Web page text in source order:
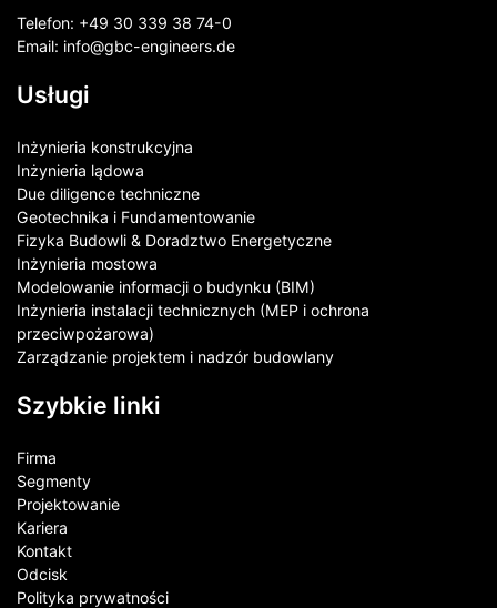
Telefon: +49 30 339 38 74-0
Email: info@gbc-engineers.de
Usługi
Inżynieria konstrukcyjna
Inżynieria lądowa
Due diligence techniczne
Geotechnika i Fundamentowanie
Fizyka Budowli & Doradztwo Energetyczne
Inżynieria mostowa
Modelowanie informacji o budynku (BIM)
Inżynieria instalacji technicznych (MEP i ochrona
przeciwpożarowa)
Zarządzanie projektem i nadzór budowlany
Szybkie linki
Firma
Segmenty
Projektowanie
Kariera
Kontakt​
Odcisk
Polityka prywatności